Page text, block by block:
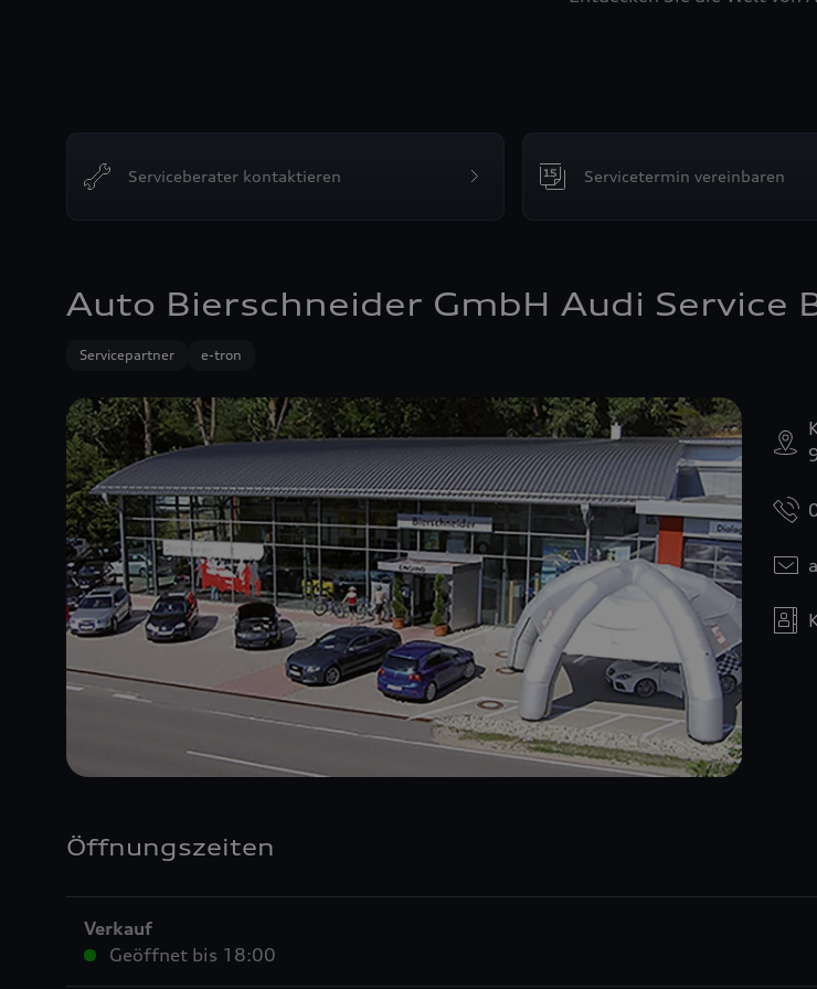
Serviceberater kontaktieren Servicetermin vereinbaren
Auto Bierschneider GmbH Audi Service
Servicepartner e-tron
Öffnungszeiten
Verkauf
Geöffnet bis 18:00